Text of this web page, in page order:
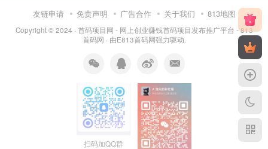
友链申请 免责声明 广告合作 关于我们 813地图
Copyright © 2024 · 首码项目网 - 网上创业赚钱首码项目发布推广平台 - 813
首码网 · 由E813首码网强力驱动.
扫码加QQ群